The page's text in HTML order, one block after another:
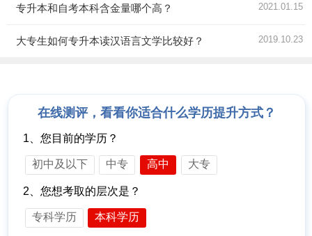
专升本和自考本科含金量哪个高？ 2021.01.15
大专生如何专升本读汉语言文学比较好？ 2019.10.23
在线测评，看看你适合什么学历提升方式？
1、您目前的学历？
初中及以下 中专 高中 大专
2、您想考取的层次是？
专科学历 本科学历